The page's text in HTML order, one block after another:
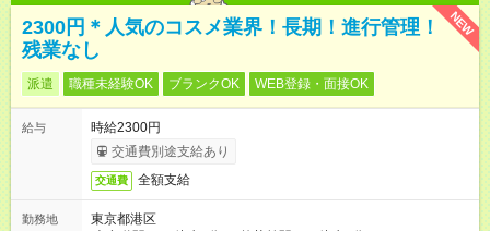
NEW
2300円＊人気のコスメ業界！長期！進行管理！
残業なし
派遣 職種未経験OK ブランクOK WEB登録・面接OK
給与
時給2300円
交通費別途支給あり
交通費 全額支給
勤務地
東京都港区